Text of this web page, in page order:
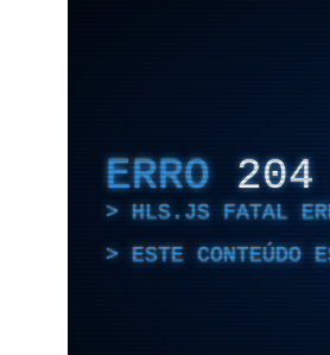
ERRO 204
HLS.JS FATAL
ESTE CONTEÚDO